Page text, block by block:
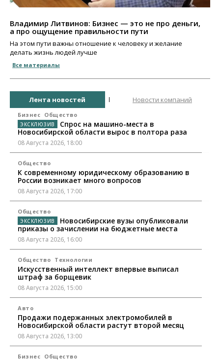
Владимир Литвинов: Бизнес — это не про деньги,
а про ощущение правильности пути
На этом пути важны отношение к человеку и желание
делать жизнь людей лучше
Все материалы
Лента новостей Новости компаний
Бизнес Общество
Спрос на машино-места в
Новосибирской области вырос в полтора раза
08 Августа 2026, 18:00
Общество
К современному юридическому образованию в
России возникает много вопросов
08 Августа 2026, 17:00
Общество
Новосибирские вузы опубликовали
приказы о зачислении на бюджетные места
08 Августа 2026, 16:00
Общество Технологии
Искусственный интеллект впервые выписал
штраф за борщевик
08 Августа 2026, 15:00
Авто
Продажи подержанных электромобилей в
Новосибирской области растут второй месяц
08 Августа 2026, 13:00
Бизнес Общество